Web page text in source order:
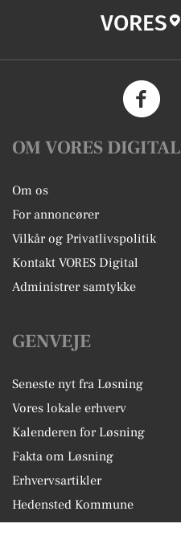
VORES
OM VORES DIGITAL
Om os
For annoncører
Vilkår og Privatlivspolitik
Kontakt VORES Digital
Administrer samtykke
GENVEJE
Seneste nyt fra Løsning
Vores lokale erhverv
Kalenderen for Løsning
Fakta om Løsning
Erhvervsartikler
Hedensted Kommune